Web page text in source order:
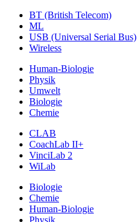
BT (British Telecom)
ML
USB (Universal Serial Bus)
Wireless
Human-Biologie
Physik
Umwelt
Biologie
Chemie
CLAB
CoachLab II+
VinciLab 2
WiLab
Biologie
Chemie
Human-Biologie
Physik